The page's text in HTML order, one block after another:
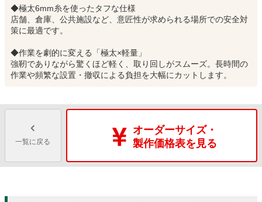
◆極太6mm糸を使ったタフな仕様
店舗、倉庫、公共施設など、意匠性が求められる場所での安全対
策に最適です。
◆作業を劇的に変える「極太×軽量」
強靭でありながら驚くほど軽く、取り回しがスムーズ。長時間の
作業や頻繁な設置・撤収による負担を大幅にカットします。
一覧に戻る
オーダーサイズ・
製作価格表を見る